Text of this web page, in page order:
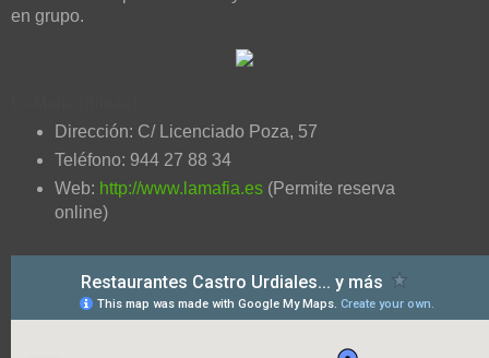
en grupo.
Dirección: C/ Licenciado Poza, 57
Teléfono: 944 27 88 34
Web: http://www.lamafia.es(Permite reserva
online)